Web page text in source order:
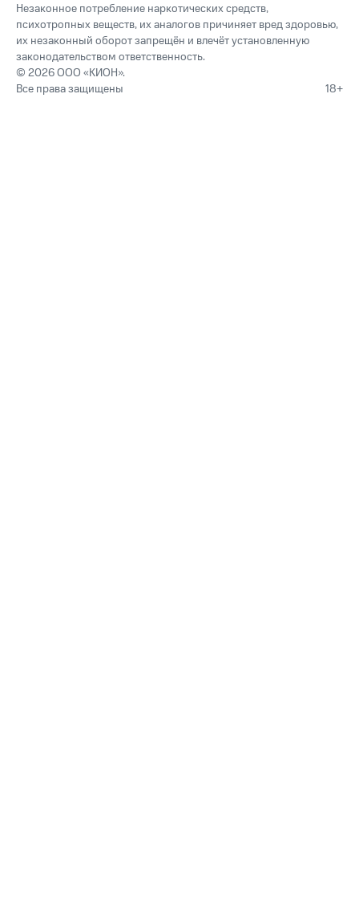
Незаконное потребление наркотических средств,
психотропных веществ, их аналогов причиняет вред здоровью,
их незаконный оборот запрещён и влечёт установленную
законодательством ответственность.
© 2026 ООО «КИОН».
Все права защищены
18+